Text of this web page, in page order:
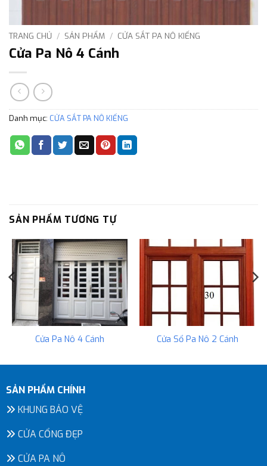
TRANG CHỦ / SẢN PHẨM / CỬA SẮT PA NÔ KIẾNG
Cửa Pa Nô 4 Cánh
Danh mục: CỬA SẮT PA NÔ KIẾNG
SẢN PHẨM TƯƠNG TỰ
Cửa Pa Nô 4 Cánh Cửa Sổ Pa Nô 2 Cánh
SẢN PHẨM CHÍNH
KHUNG BẢO VỆ
CỬA CỔNG ĐẸP
CỬA PA NÔ